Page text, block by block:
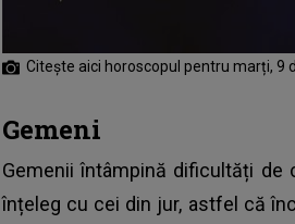
Citește aici horoscopul pentru marți, 9
Gemeni
Gemenii întâmpină dificultăți
înțeleg cu cei din jur, astfel că